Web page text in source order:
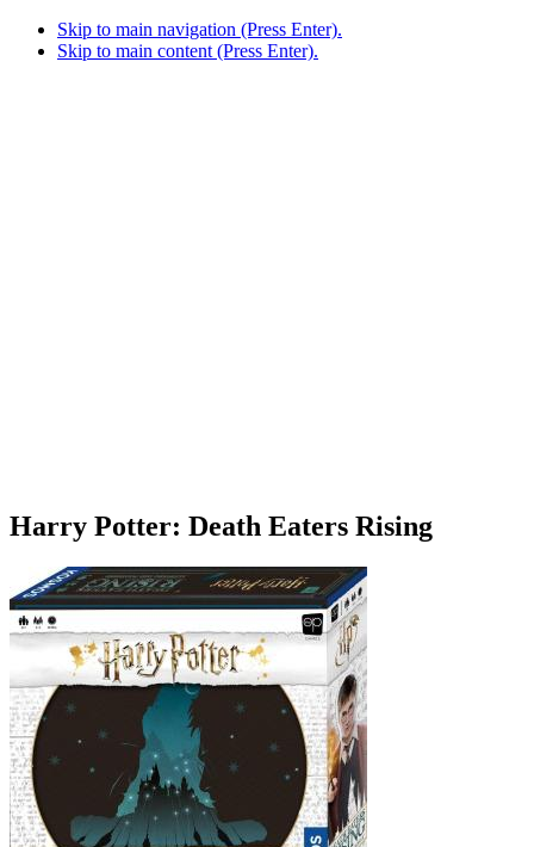
Skip to main navigation (Press Enter).
Skip to main content (Press Enter).
Harry Potter: Death Eaters Rising